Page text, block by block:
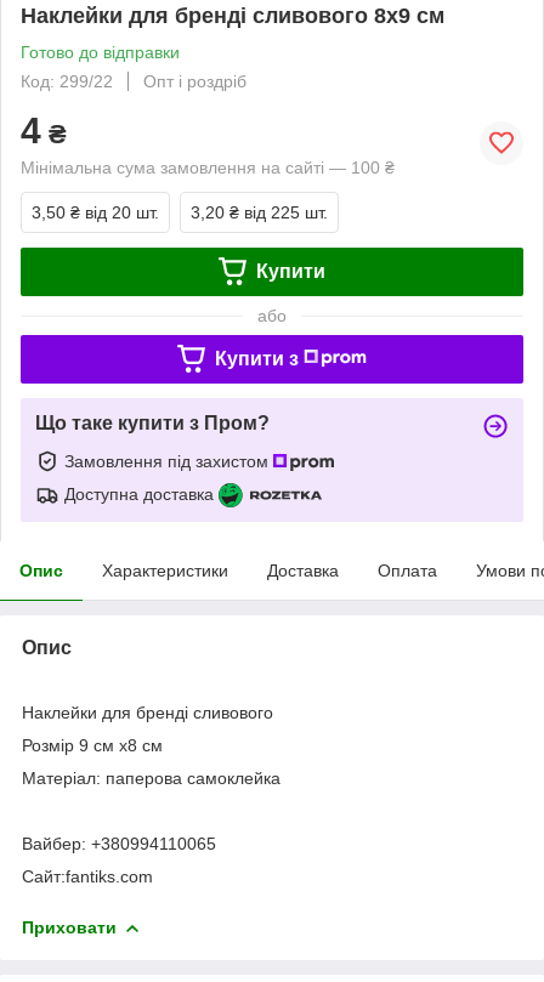
Наклейки для бренді сливового 8х9 см
Готово до відправки
Код: 299/22
Опт і роздріб
4 ₴
Мінімальна сума замовлення на сайті — 100 ₴
3,50 ₴ від 20 шт. 3,20 ₴ від 225 шт.
Купити
або
Купити з
Що таке купити з Пром?
Замовлення під захистом
Доступна доставка
Опис Характеристики Доставка Оплата Умови
Опис
Наклейки для бренді сливового
Розмір 9 см х8 см
Матеріал: паперова самоклейка
Вайбер: +380994110065
Сайт:fantiks.com
Приховати